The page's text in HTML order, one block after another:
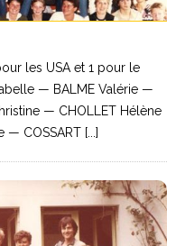
les USA et 1 pour le
— BALME Valérie —
— CHOLLET Hélène
COSSART [...]